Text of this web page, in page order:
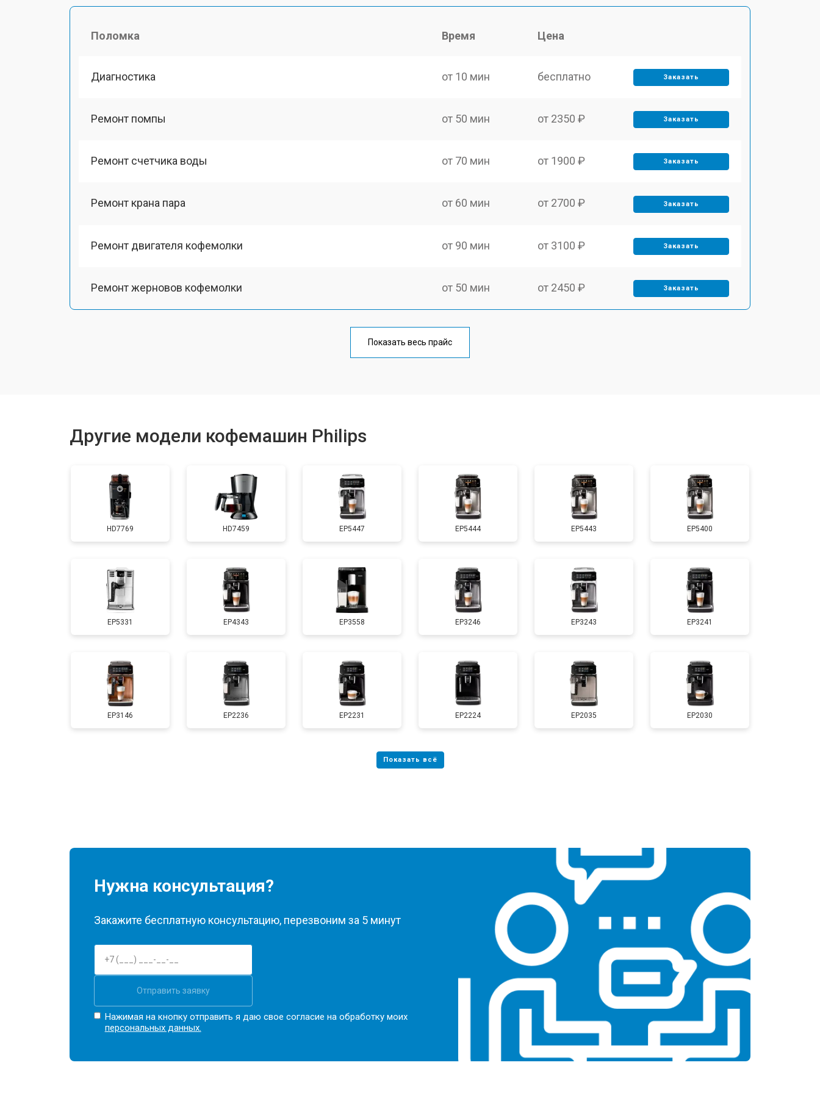
Поломка Время Цена
Диагностика от 10 мин бесплатно Заказать
Ремонт помпы от 50 мин от 2350 ₽ Заказать
Ремонт счетчика воды от 70 мин от 1900 ₽ Заказать
Ремонт крана пара от 60 мин от 2700 ₽ Заказать
Ремонт двигателя кофемолки от 90 мин от 3100 ₽ Заказать
Ремонт жерновов кофемолки от 50 мин от 2450 ₽ Заказать
от 90 мин
Ремонт заварного механизма от 80 мин от 2500 ₽ Заказать
Показать весь прайс
Другие модели кофемашин Philips
HD7769 HD7459 EP5447 EP5444 EP5443 EP5400
EP5331 EP4343 EP3558 EP3246 EP3243 EP3241
EP3146 EP2236 EP2231 EP2224 EP2035 EP2030
Нужна консультация?
Закажите бесплатную консультацию, перезвоним за 5 минут
Отправить заявку
Нажимая на кнопку отправить я даю свое согласие на обработку моих
персональных данных.